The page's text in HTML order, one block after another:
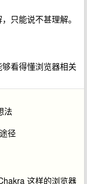
只能说不甚理解。
看得懂浏览器相关
法
径
这样的浏览器